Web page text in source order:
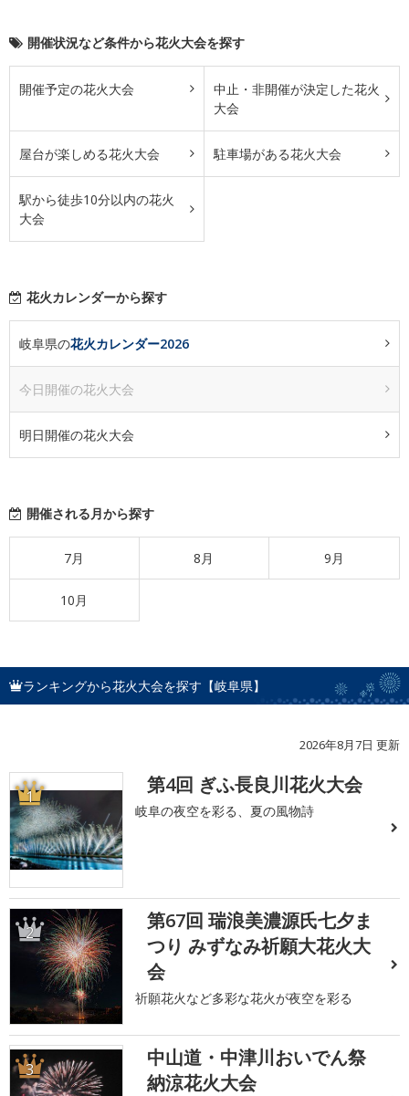
開催状況など条件から花火大会を探す
開催予定の花火大会
中止・非開催が決定した花火
大会
屋台が楽しめる花火大会 駐車場がある花火大会
駅から徒歩10分以内の花火
大会
花火カレンダーから探す
岐阜県の花火カレンダー2026
今日開催の花火大会
明日開催の花火大会
開催される月から探す
7月 8月 9月
10月
ランキングから花火大会を探す【岐阜県】
2026年8月7日 更新
1 第4回 ぎふ長良川花火大会
岐阜の夜空を彩る、夏の風物詩
2
第67回 瑞浪美濃源氏七夕ま
つり みずなみ祈願大花火大
会
祈願花火など多彩な花火が夜空を彩る
3
中山道・中津川おいでん祭
納涼花火大会